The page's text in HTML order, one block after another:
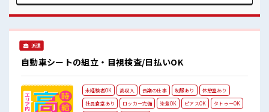
室でホッと一息リフレッシュ！ 高収入もバッチリ目指せます
よ！
派遣
自動車シートの組立・目視検査/日払いOK
未経験者OK 高収入 長期の仕事 制服あり
休憩室あり
社員食堂あり
ロッカー完備 染髪OK ピアスOK
タトゥーOK